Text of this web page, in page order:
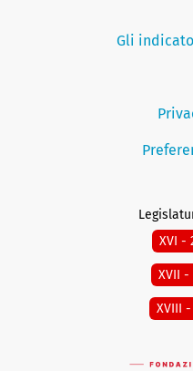
Gli
XVI -
XVII -
XVIII